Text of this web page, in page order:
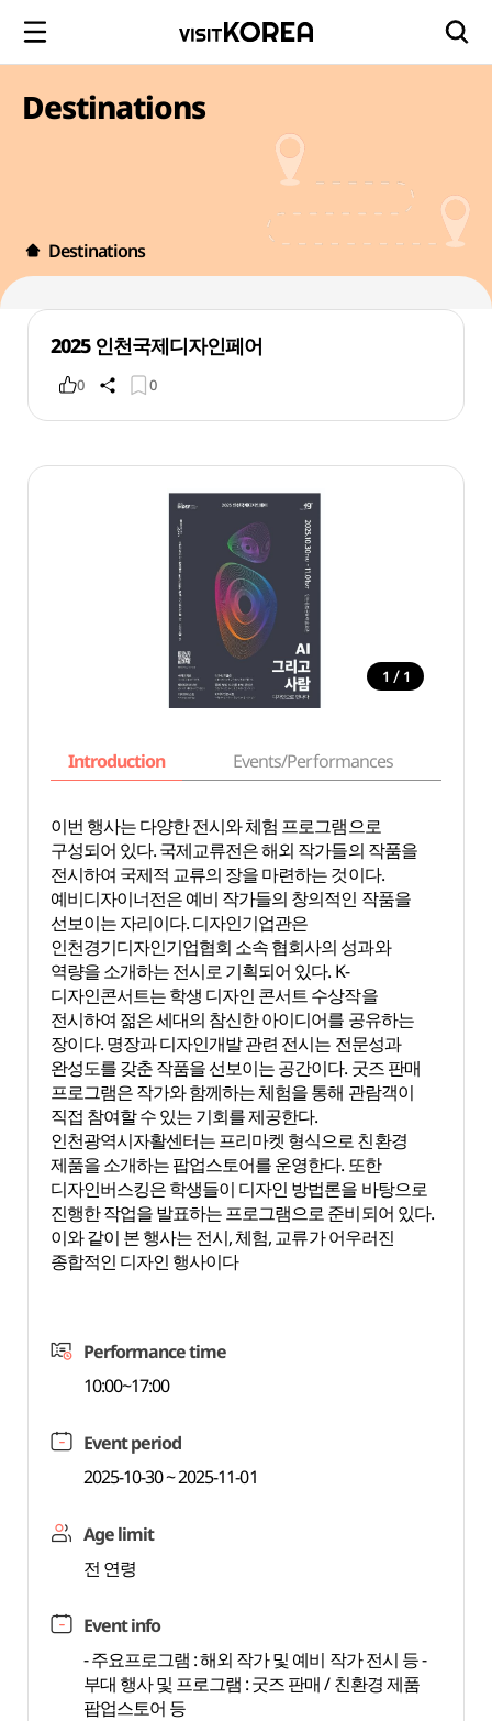
Destinations
Destinations
2025 인천국제디자인페어
0 0
1 / 1
Introduction Events/Performances
이번 행사는 다양한 전시와 체험 프로그램으로
구성되어 있다. 국제교류전은 해외 작가들의 작품을
전시하여 국제적 교류의 장을 마련하는 것이다.
예비디자이너전은 예비 작가들의 창의적인 작품을
선보이는 자리이다. 디자인기업관은
인천경기디자인기업협회 소속 협회사의 성과와
역량을 소개하는 전시로 기획되어 있다. K-
디자인콘서트는 학생 디자인 콘서트 수상작을
전시하여 젊은 세대의 참신한 아이디어를 공유하는
장이다. 명장과 디자인개발 관련 전시는 전문성과
완성도를 갖춘 작품을 선보이는 공간이다. 굿즈 판매
프로그램은 작가와 함께하는 체험을 통해 관람객이
직접 참여할 수 있는 기회를 제공한다.
인천광역시자활센터는 프리마켓 형식으로 친환경
제품을 소개하는 팝업스토어를 운영한다. 또한
디자인버스킹은 학생들이 디자인 방법론을 바탕으로
진행한 작업을 발표하는 프로그램으로 준비되어 있다.
이와 같이 본 행사는 전시, 체험, 교류가 어우러진
종합적인 디자인 행사이다
Performance time
10:00~17:00
Event period
2025-10-30 ~ 2025-11-01
Age limit
전 연령
Event info
- 주요프로그램 : 해외 작가 및 예비 작가 전시 등 -
부대 행사 및 프로그램 : 굿즈 판매 / 친환경 제품
팝업스토어 등